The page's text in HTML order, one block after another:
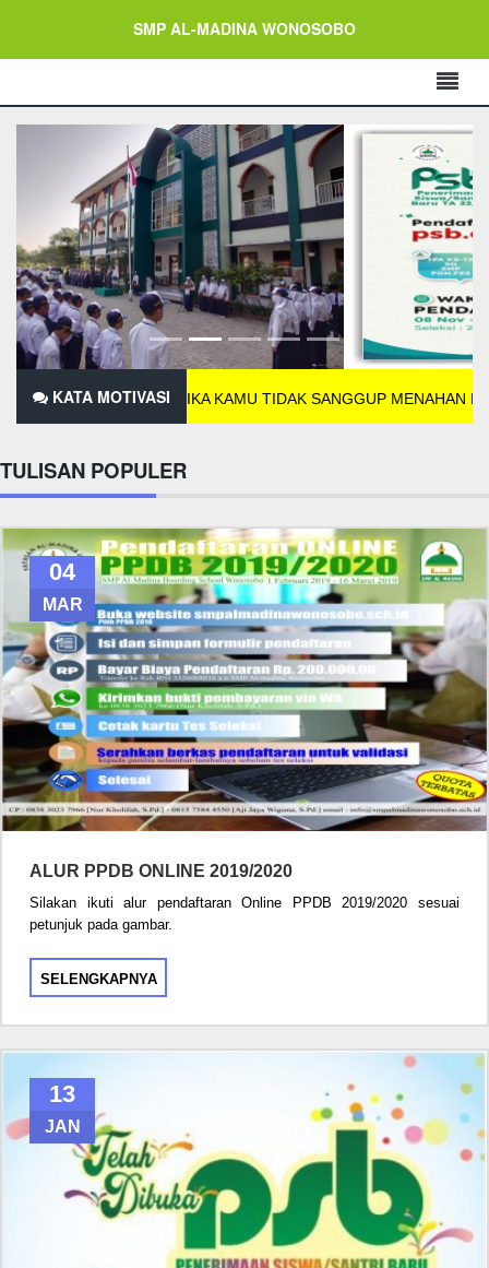
SMP AL-MADINA WONOSOBO
KATA MOTIVASI
JIKA KAMU TIDAK SANGGUP MENAHAN LELAHNYA
TULISAN POPULER
04
MAR
ALUR PPDB ONLINE 2019/2020
Silakan ikuti alur pendaftaran Online PPDB 2019/2020 sesuai
petunjuk pada gambar.
SELENGKAPNYA
13
JAN